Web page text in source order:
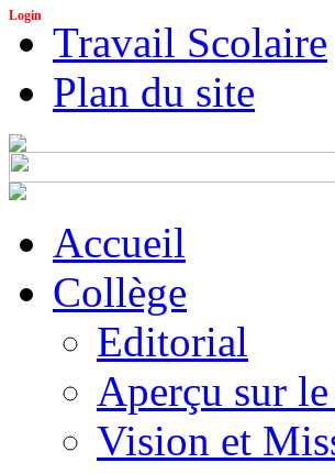
Login
Travail Scolaire
Plan du site
Accueil
Collège
Editorial
Aperçu sur
Vision et